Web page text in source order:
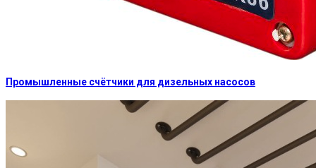
Промышленные счётчики для дизельных насосов